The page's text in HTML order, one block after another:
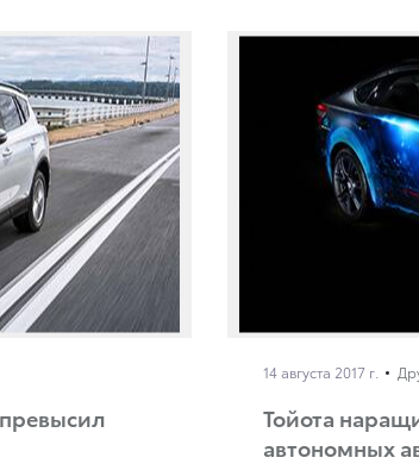
14 августа 2017 г.
Тойота
автономных